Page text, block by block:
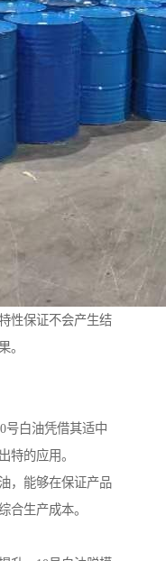
性保证不会产生结
。
号白油凭借其适中
特的应用。
，能够在保证产品
合生产成本。